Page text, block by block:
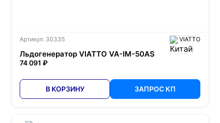
Артикул: 30335 VIATTO
Льдогенератор VIATTO VA-IM-50AS
74 091 ₽
В КОРЗИНУ ЗАПРОС КП